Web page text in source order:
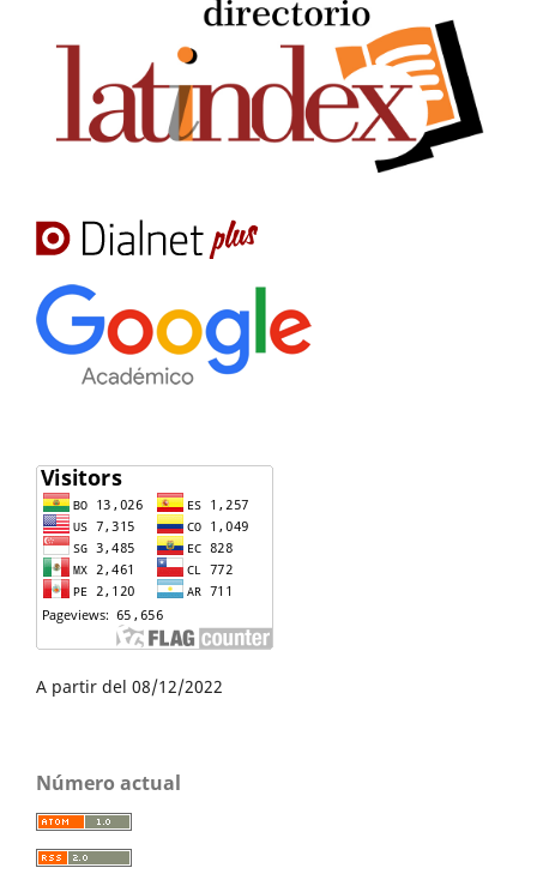
A partir del 08/12/2022
Número actual